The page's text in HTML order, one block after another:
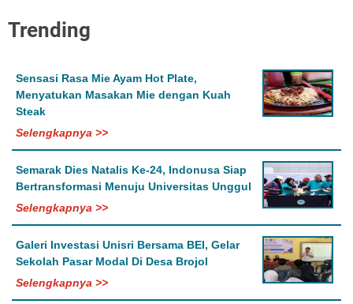
Trending
Sensasi Rasa Mie Ayam Hot Plate,
Menyatukan Masakan Mie dengan Kuah
Steak
Selengkapnya >>
Semarak Dies Natalis Ke-24, Indonusa Siap
Bertransformasi Menuju Universitas Unggul
Selengkapnya >>
Galeri Investasi Unisri Bersama BEI, Gelar
Sekolah Pasar Modal Di Desa Brojol
Selengkapnya >>